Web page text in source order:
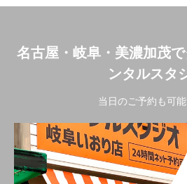
名古屋・岐阜・美濃加茂
ンタルスタ
当日のご予約も可能